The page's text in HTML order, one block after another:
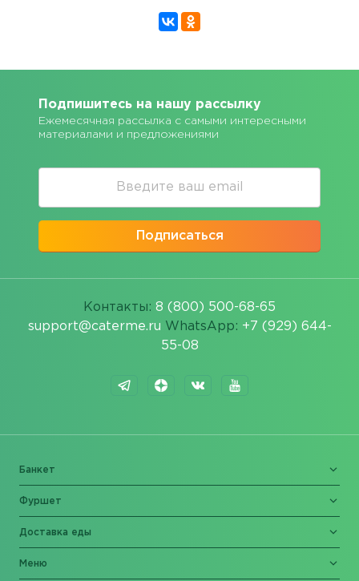
Подпишитесь на нашу рассылку
Ежемесячная рассылка с самыми интересными
материалами и предложениями
Подписаться
Контакты: 8 (800) 500-68-65
support@caterme.ru WhatsApp: +7 (929) 644-
55-08
Банкет
Фуршет
Доставка еды
Меню